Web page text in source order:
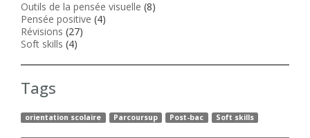
Outils de la pensée visuelle (8)
Pensée positive (4)
Révisions (27)
Soft skills (4)
Tags
orientation scolaire Parcoursup Post-bac Soft skills